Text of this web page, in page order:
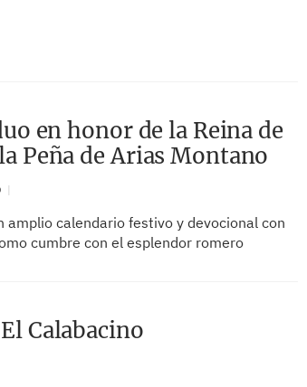
en honor de la Reina de
Peña de Arias Montano
amplio calendario festivo y devocional con
cumbre con el esplendor romero
Calabacino